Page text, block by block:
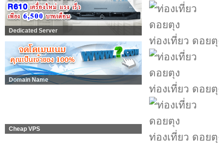
Dedicated Server
Domain Name
Cheap VPS
ท่องเที่ยว ดอยตุ
ท่องเที่ยว ดอยตุ
ท่องเที่ยว ดอยตุ